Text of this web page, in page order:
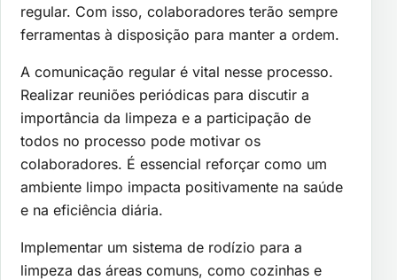
regular. Com isso, colaboradores terão sempre
ferramentas à disposição para manter a ordem.
A comunicação regular é vital nesse processo.
Realizar reuniões periódicas para discutir a
importância da limpeza e a participação de
todos no processo pode motivar os
colaboradores. É essencial reforçar como um
ambiente limpo impacta positivamente na saúde
e na eficiência diária.
Implementar um sistema de rodízio para a
limpeza das áreas comuns, como cozinhas e